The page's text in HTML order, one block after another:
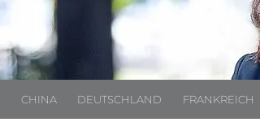
CHINA DEUTSCHLAND FRANKREICH